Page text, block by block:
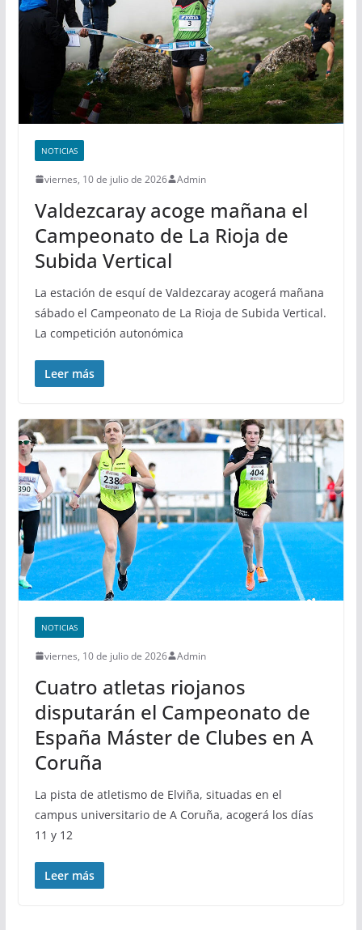
NOTICIAS
viernes, 10 de julio de 2026 Admin
Valdezcaray acoge mañana el
Campeonato de La Rioja de
Subida Vertical
La estación de esquí de Valdezcaray acogerá mañana
sábado el Campeonato de La Rioja de Subida Vertical.
La competición autonómica
Leer más
NOTICIAS
viernes, 10 de julio de 2026 Admin
Cuatro atletas riojanos
disputarán el Campeonato de
España Máster de Clubes en A
Coruña
La pista de atletismo de Elviña, situadas en el
campus universitario de A Coruña, acogerá los días
11 y 12
Leer más